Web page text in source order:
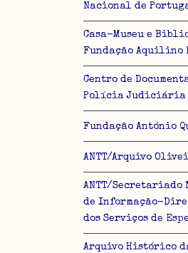
Nacional de
Casa-Museu e
Fundação Aquilino
Centro de
Polícia Judiciária
Fundação António
ANTT/Arquivo
ANTT/Secretariado
de Informação-
dos Serviços de
Arquivo Histórico